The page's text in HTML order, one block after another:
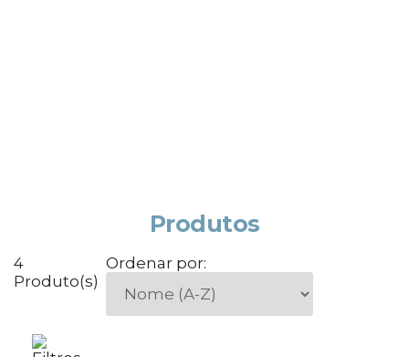
Produtos
4
Produto(s)
Ordenar por: